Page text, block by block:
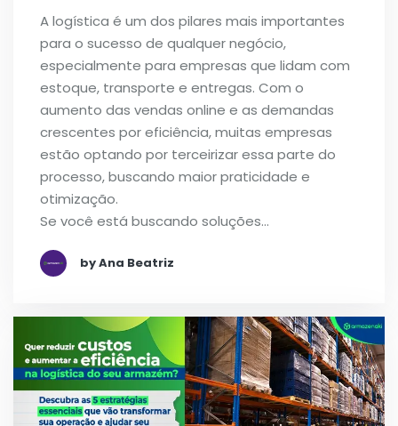
A logística é um dos pilares mais importantes
para o sucesso de qualquer negócio,
especialmente para empresas que lidam com
estoque, transporte e entregas. Com o
aumento das vendas online e as demandas
crescentes por eficiência, muitas empresas
estão optando por terceirizar essa parte do
processo, buscando maior praticidade e
otimização.
Se você está buscando soluções…
by Ana Beatriz